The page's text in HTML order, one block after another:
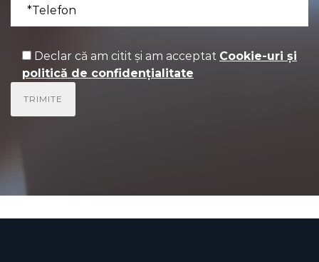
Declar că am citit și am acceptat Cookie-uri și
politică de confidențialitate